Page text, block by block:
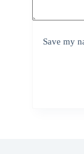
Save my